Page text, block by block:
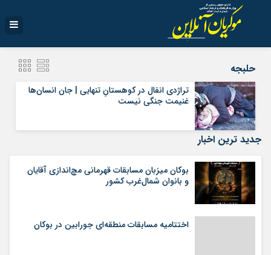
حلبجه
تراژدی انفال در کوهستانِ تنهایی | جان انسان‌ها
غنیمت جنگی نیست
جدید ترین اخبار
بوکان میزبان مسابقات قهرمانی مچ‌اندازی آقایان
و بانوان شمال‌غرب کشور
اختتامیه مسابقات منطقه‌ای جورابین در بوکان